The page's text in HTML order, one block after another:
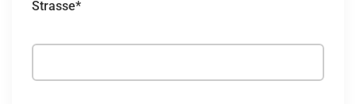
Strasse*